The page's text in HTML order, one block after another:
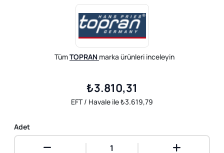
TümTOPRAN marka ürünleri inceleyin
₺3.810,31
EFT / Havale ile ₺3.619,79
Adet